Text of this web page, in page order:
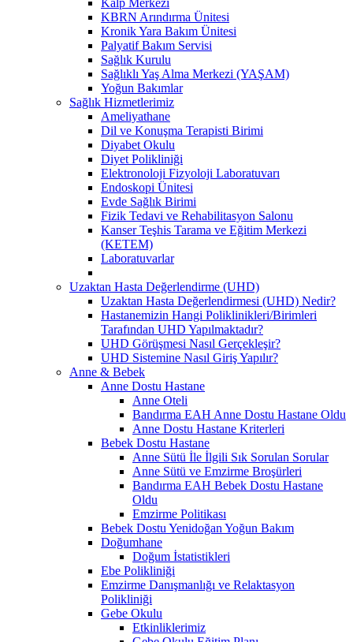
KBRN Arındırma Ünitesi
Kronik Yara Bakım Ünitesi
Palyatif Bakım Servisi
Sağlık Kurulu
Sağlıklı Yaş Alma Merkezi (YAŞAM)
Yoğun Bakımlar
Sağlık Hizmetlerimiz
Ameliyathane
Dil ve Konuşma Terapisti Birimi
Diyabet Okulu
Diyet Polikliniği
Elektronoloji Fizyoloji Laboratuvarı
Endoskopi Ünitesi
Evde Sağlık Birimi
Fizik Tedavi ve Rehabilitasyon Salonu
Kanser Teşhis Tarama ve Eğitim Merkezi
(KETEM)
Laboratuvarlar
Uzaktan Hasta Değerlendirme (UHD)
Uzaktan Hasta Değerlendirmesi (UHD) Nedir?
Hastanemizin Hangi Poliklinikleri/Birimleri
Tarafından UHD Yapılmaktadır?
UHD Görüşmesi Nasıl Gerçekleşir?
UHD Sistemine Nasıl Giriş Yapılır?
Anne & Bebek
Anne Dostu Hastane
Anne Oteli
Bandırma EAH Anne Dostu Hastane Oldu
Anne Dostu Hastane Kriterleri
Bebek Dostu Hastane
Anne Sütü İle İlgili Sık Sorulan Sorular
Anne Sütü ve Emzirme Broşürleri
Bandırma EAH Bebek Dostu Hastane
Oldu
Emzirme Politikası
Bebek Dostu Yenidoğan Yoğun Bakım
Doğumhane
Doğum İstatistikleri
Ebe Polikliniği
Emzirme Danışmanlığı ve Relaktasyon
Polikliniği
Gebe Okulu
Etkinliklerimiz